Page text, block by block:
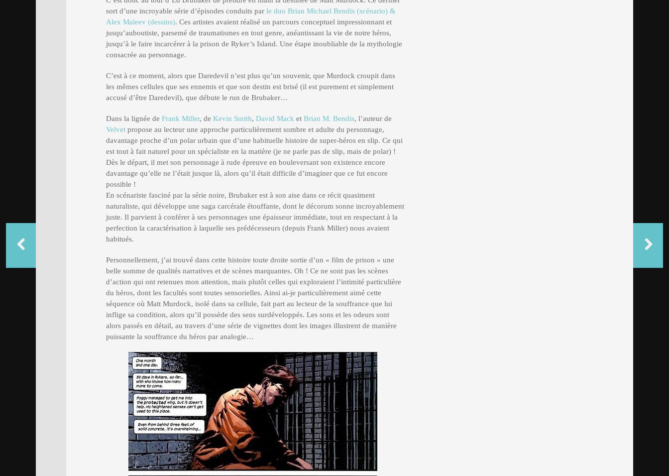
sort d’une incroyable série d’épisodes conduits par le duo Brian Michael Bendis (scénario) &
Alex Maleev (dessins). Ces artistes avaient réalisé un parcours conceptuel impressionnant et
jusqu’auboutiste, parsemé de traumatismes en tout genre, anéantissant la vie de notre héros,
jusqu’à le faire incarcérer à la prison de Ryker’s Island. Une étape inoubliable de la mythologie
consacrée au personnage.
C’est à ce moment, alors que Daredevil n’est plus qu’un souvenir, que Murdock croupit dans
les mêmes cellules que ses ennemis et que son destin est brisé (il est purement et simplement
accusé d’être Daredevil), que débute le run de Brubaker…
Dans la lignée de Frank Miller, de Kevin Smith, David Mack et Brian M. Bendis, l’auteur de
Velvet propose au lecteur une approche particulièrement sombre et adulte du personnage,
davantage proche d’un polar urbain que d’une habituelle histoire de super-héros en slip. Ce qui
est tout à fait naturel pour un spécialiste en la matière (je ne parle pas de slip, mais de polar) !
Dès le départ, il met son personnage à rude épreuve en bouleversant son existence encore
davantage qu’elle ne l’était jusque là, alors qu’il était difficile d’imaginer que ce fut encore
possible !
En scénariste fasciné par la série noire, Brubaker est à son aise dans ce récit quasiment
naturaliste, qui développe une saga carcérale étouffante, dont le décorum sonne incroyablement
juste. Il parvient à conférer à ses personnages une épaisseur immédiate, tout en respectant à la
perfection la caractérisation à laquelle ses prédécesseurs (depuis Frank Miller) nous avaient
habitués.
Personnellement, j’ai trouvé dans cette histoire toute droite sortie d’un « film de prison » une
belle somme de qualités narratives et de scènes marquantes. Oh ! Ce ne sont pas les scènes
d’action qui ont retenues mon attention, mais plutôt celles qui exploraient l’intimité particulière
du héros, dont les facultés sont toutes sensorielles. Ainsi ai-je particulièrement aimé cette
séquence où Matt Murdock, isolé dans sa cellule, fait part au lecteur de la souffrance que lui
inflige sa condition, alors qu’il possède des sens surdéveloppés. Les sons et les odeurs sont
alors passés en détail, au travers d’une série de vignettes dont les images illustrent de manière
puissante la souffrance du héros par analogie…